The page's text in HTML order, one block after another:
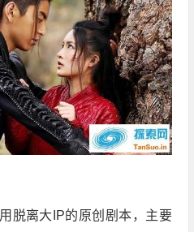
脱离大IP的原创剧本，主要